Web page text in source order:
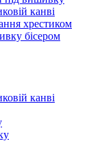
канві
хрестиком
бісером
канві